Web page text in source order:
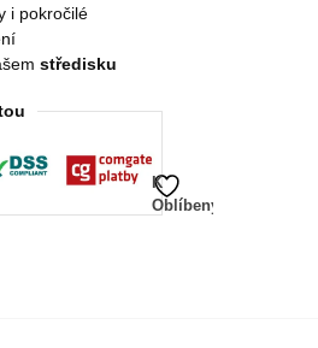
K
Oblíbeným
i pokročilé
středisku